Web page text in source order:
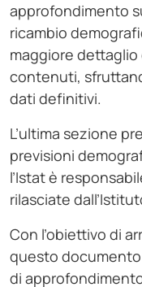
approfondimento
ricambio
maggiore
contenuti,
dati definitivi.
L’ultima sezione
previsioni
l’Istat è
rilasciate
Con l’obiettivo di
questo
di